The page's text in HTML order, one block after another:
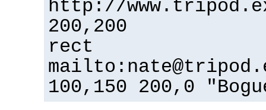
http://
200,200
rect
100,150 200,0